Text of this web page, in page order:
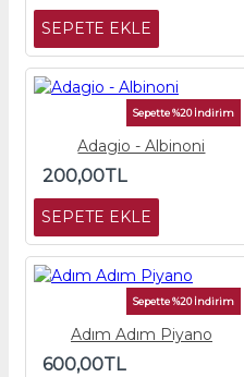
SEPETE EKLE
Sepette %20 İndirim
Adagio - Albinoni
200,00TL
SEPETE EKLE
Sepette %20 İndirim
Adım Adım Piyano
600,00TL